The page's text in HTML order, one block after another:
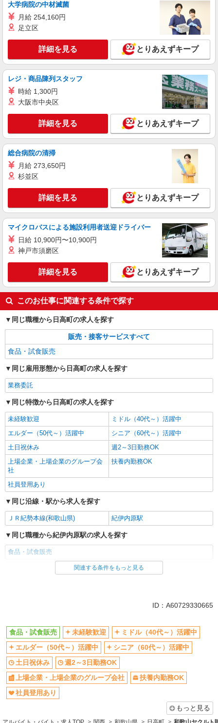
大学病院の中材滅菌
月給 254,160円
足立区
詳細を見る とりあえずキープ
レジ・商品陳列スタッフ
時給 1,300円
大阪市中央区
詳細を見る とりあえずキープ
総合病院の清掃
月給 273,650円
杉並区
詳細を見る とりあえずキープ
マイクロバスによる施設利用者送迎ドライバー
日給 10,900円〜10,900円
神戸市須磨区
詳細を見る とりあえずキープ
このお仕事に関連する条件で探す
同じ職種から日高町の求人を探す
販売・接客サービスすべて
食品・試食販売
同じ雇用形態から日高町の求人を探す
業務委託
同じ特徴から日高町の求人を探す
未経験歓迎
ミドル（40代～）活躍中
エルダー（50代～）活躍中
シニア（60代～）活躍中
土日祝休み
週2～3日勤務OK
上場企業・上場企業のグループ会
社
扶養内勤務OK
社員登用あり
同じ沿線・駅から求人を探す
ＪＲ紀勢本線(和歌山県) 紀伊内原駅
同じ職種から紀伊内原駅の求人を探す
食品・試食販売
同じ雇用形態から紀伊内原駅の求人を探す
エルダー（50代～）活躍中
シニア（60代～）活躍中
土日祝休み
週2～3日勤務OK
上場企業・上場企業のグループ会
社
扶養内勤務OK
社員登用あり
同じ職種から求人を探す
販売・接客サービス
関連する条件をもっと見る
ID：A60729330665
食品・試食販売 未経験歓迎
ミドル（40代～）活躍中
エルダー（50代～）活躍中
シニア（60代～）活躍中
土日祝休み
週2～3日勤務OK
上場企業・上場企業のグループ会社
扶養内勤務OK
社員登用あり
もっと見る